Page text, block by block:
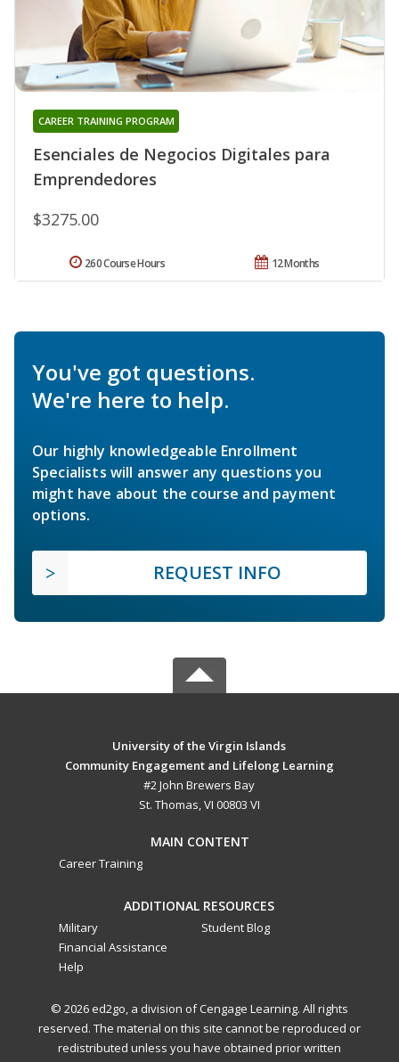
Esenciales de Negocios Digitales para
Emprendedores
CAREER TRAINING PROGRAM
$3275.00
12 Months
260 Course Hours
You've got questions.
We're here to help.
Our highly knowledgeable Enrollment
Specialists will answer any questions you
might have about the course and payment
options.
REQUEST INFO
University of the Virgin Islands
Community Engagement and Lifelong Learning
#2 John Brewers Bay
St. Thomas, VI 00803 VI
MAIN CONTENT
Career Training
ADDITIONAL RESOURCES
Military
Financial Assistance
Help
Student Blog
© 2026 ed2go, a division of Cengage Learning. All rights
reserved. The material on this site cannot be reproduced or
redistributed unless you have obtained prior written